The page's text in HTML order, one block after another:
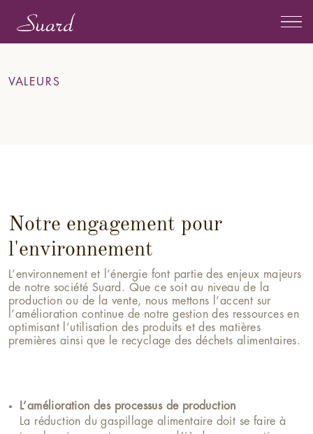
VALEURS
Notre engagement pour
l'environnement
L’environnement et l’énergie font partie des enjeux majeurs
de notre société Suard. Que ce soit au niveau de la
production ou de la vente, nous mettons l’accent sur
l’amélioration continue de notre gestion des ressources en
optimisant l’utilisation des produits et des matières
premières ainsi que le recyclage des déchets alimentaires.
L’amélioration des processus de production
La réduction du gaspillage alimentaire doit se faire à